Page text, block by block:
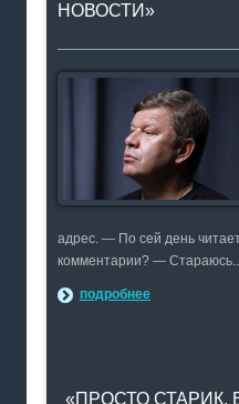
НОВОСТИ»
адрес. — По сей день
комментарии? —
подробнее
«ПРОСТО СТАРИК.